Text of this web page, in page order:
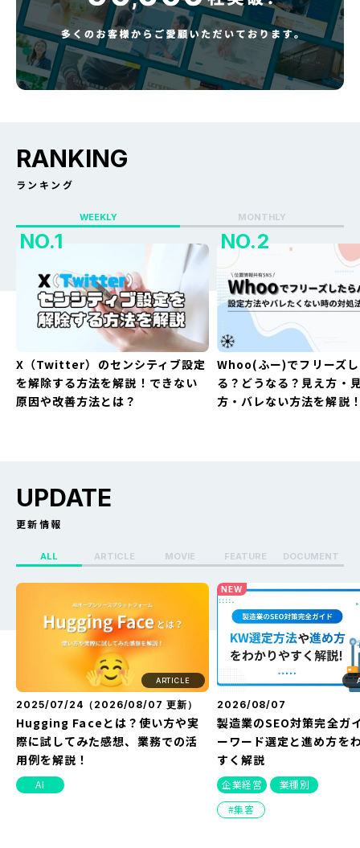
RANKING
ランキング
WEEKLY MONTHLY
X（Twitter）のセンシティブ設定
を解除する方法を解説！できない
原因や改善方法とは？
Whoo(ふー)でフリーズ
る？どうなる？見え方・
方・バレない方法を解説
を解除する方法を解説！できない
原因や改善方法とは？
る？どうなる？見え方・
方・バレない方法を解説
UPDATE
更新情報
ALL ARTICLE MOVIE FEATURE DOCUMENT
ARTICLE
2025/07/24（ 2026/08/07 更新）
Hugging Faceとは？使い方や実
際に試してみた感想、業務での活
用例を解説！
AI
NEW
2026/08/07
製造業のSEO対策完全ガ
ーワード選定と進め方を
すく解説
企業経営
業種別
集客